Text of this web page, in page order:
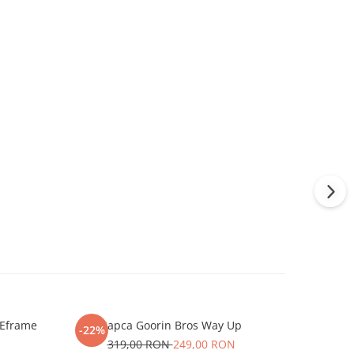
-22%Sapca Goorin Bros Way Up
319,00 RON249,00 RON